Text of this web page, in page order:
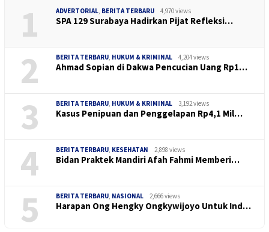
1 ADVERTORIAL, BERITA TERBARU 4,970 views
SPA 129 Surabaya Hadirkan Pijat Refleksi…
2 BERITA TERBARU, HUKUM & KRIMINAL 4,204 views
Ahmad Sopian di Dakwa Pencucian Uang Rp1…
3 BERITA TERBARU, HUKUM & KRIMINAL 3,192 views
Kasus Penipuan dan Penggelapan Rp4,1 Mil…
4 BERITA TERBARU, KESEHATAN 2,898 views
Bidan Praktek Mandiri Afah Fahmi Memberi…
5 BERITA TERBARU, NASIONAL 2,666 views
Harapan Ong Hengky Ongkywijoyo Untuk Ind…